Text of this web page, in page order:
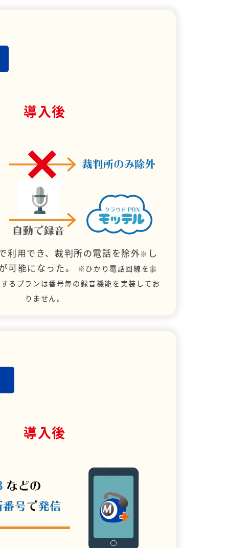
導入後
利用でき、裁判所の電話を除外※ し
可能になった。
※ひかり電話回線を事
るプランは番号毎の録音機能を実装してお
りません。
導入後